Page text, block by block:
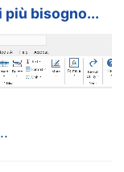
bisogno...